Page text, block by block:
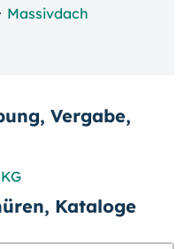
Massivdach
Vergabe,
Kataloge